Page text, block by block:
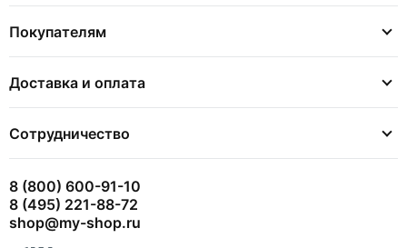
Покупателям
Доставка и оплата
Сотрудничество
8 (800) 600-91-10
8 (495) 221-88-72
shop@my-shop.ru